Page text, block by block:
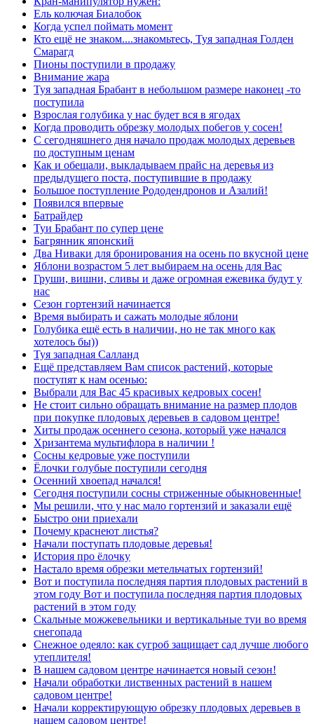
Ель колючая Биалобок
Когда успел поймать момент
Кто ещё не знаком....знакомьтесь, Туя западная Голден
Смарагд
Пионы поступили в продажу
Внимание жара
Туя западная Брабант в небольшом размере наконец -то
поступила
Взрослая голубика у нас будет вся в ягодах
Когда проводить обрезку молодых побегов у сосен!
С сегодняшнего дня начало продаж молодых деревьев
по доступным ценам
Как и обещали, выкладываем прайс на деревья из
предыдущего поста, поступившие в продажу
Большое поступление Рододендронов и Азалий!
Появился впервые
Батрайдер
Туи Брабант по супер цене
Багрянник японский
Два Ниваки для бронирования на осень по вкусной цене
Яблони возрастом 5 лет выбираем на осень для Вас
Груши, вишни, сливы и даже огромная ежевика будут у
нас
Сезон гортензий начинается
Время выбирать и сажать молодые яблони
Голубика ещё есть в наличии, но не так много как
хотелось бы))
Туя западная Салланд
Ещё представляем Вам список растений, которые
поступят к нам осенью:
Выбрали для Вас 45 красивых кедровых сосен!
Не стоит сильно обращать внимание на размер плодов
при покупке плодовых деревьев в садовом центре!
Хиты продаж осеннего сезона, который уже начался
Хризантема мультифлора в наличии !
Сосны кедровые уже поступили
Ёлочки голубые поступили сегодня
Осенний хвоепад начался!
Сегодня поступили сосны стриженные обыкновенные!
Мы решили, что у нас мало гортензий и заказали ещё
Быстро они приехали
Почему краснеют листья?
Начали поступать плодовые деревья!
История про ёлочку
Настало время обрезки метельчатых гортензий!
Вот и поступила последняя партия плодовых растений в
этом году Вот и поступила последняя партия плодовых
растений в этом году
Скальные можжевельники и вертикальные туи во время
снегопада
Снежное одеяло: как сугроб защищает сад лучше любого
утеплителя!
В нашем садовом центре начинается новый сезон!
Начали обработки лиственных растений в нашем
садовом центре!
Начали корректирующую обрезку плодовых деревьев в
нашем садовом центре!